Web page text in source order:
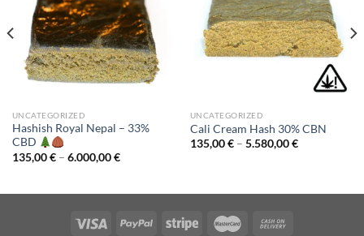
UNCATEGORIZED
Hashish Royal Nepal – 33%
CBD
135,00€ – 6.000,00€Price
UNCATEGORIZED
Cali Cream Hash 30% CBN
135,00€ – 5.580,00€Price